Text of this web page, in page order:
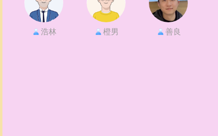
浩林 橙男 善良